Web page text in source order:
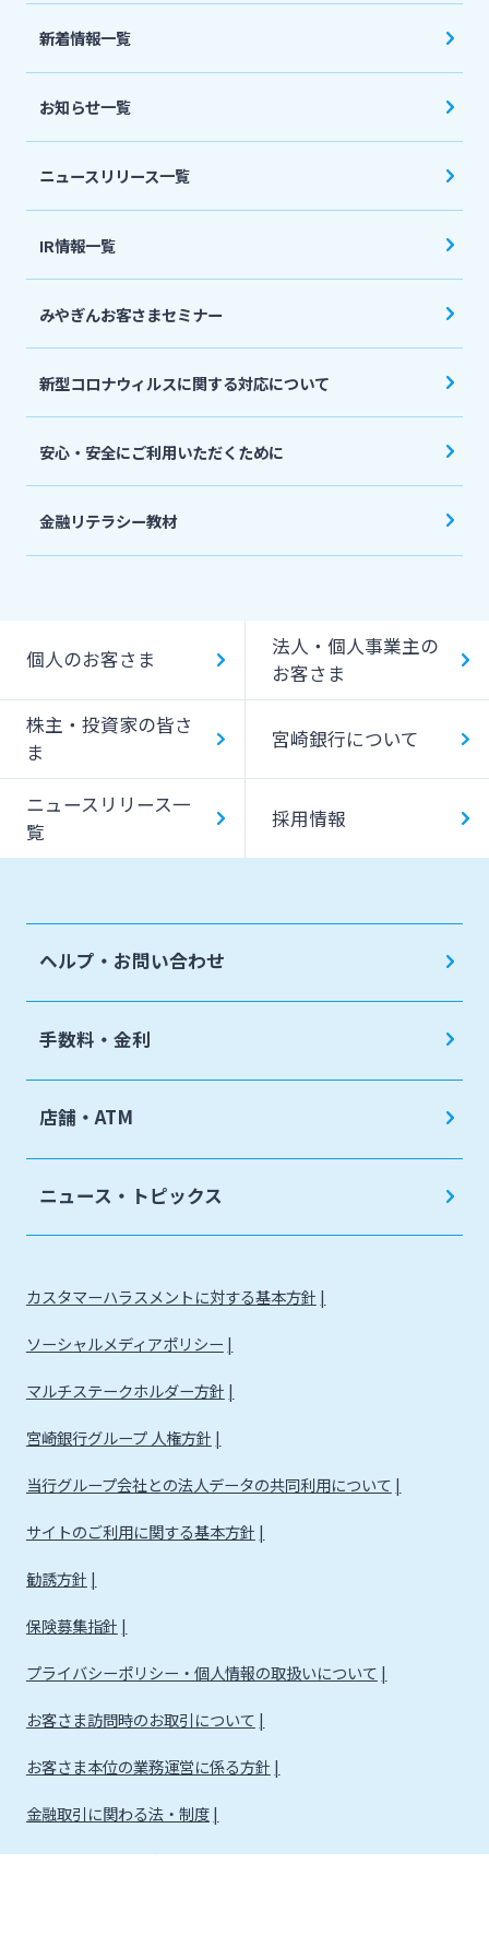
法人・個人事業主のお客さま
宮崎銀行について
ニュースリリース一覧
採用情報
お問い合わせ先一覧
新着情報一覧
お知らせ一覧
ニュースリリース一覧
IR情報一覧
みやぎんお客さまセミナー
新型コロナウィルスに関する対応について
安心・安全にご利用いただくために
金融リテラシー教材
個人のお客さま
法人・個人事業主の
お客さま
株主・投資家の皆さ
ま
宮崎銀行について
ニュースリリース一
覧
採用情報
ヘルプ・お問い合わせ
手数料・金利
店舗・ATM
ニュース・トピックス
カスタマーハラスメントに対する基本方針
ソーシャルメディアポリシー
マルチステークホルダー方針
宮崎銀行グループ 人権方針
当行グループ会社との法人データの共同利用について
サイトのご利用に関する基本方針
勧誘方針
保険募集指針
プライバシーポリシー・個人情報の取扱いについて
お客さま訪問時のお取引について
お客さま本位の業務運営に係る方針
金融取引に関わる法・制度
金融取引に関わる方針